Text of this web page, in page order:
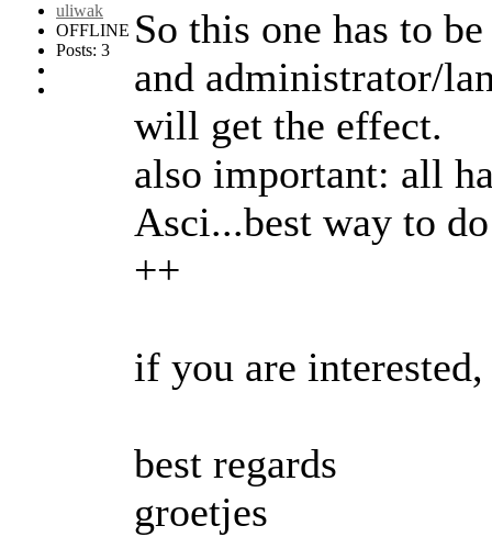
uliwak
OFFLINE
Posts: 3
So this one has to
and administrator/
will get the effect.
also important: all
Asci...best way to
++
if you are
best regards
groetjes